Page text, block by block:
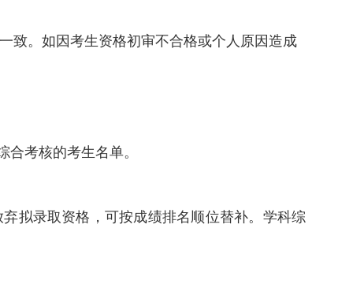
致。如因考生资格初审不合格或个人原因造成
合考核的考生名单。
拟录取资格，可按成绩排名顺位替补。学科综